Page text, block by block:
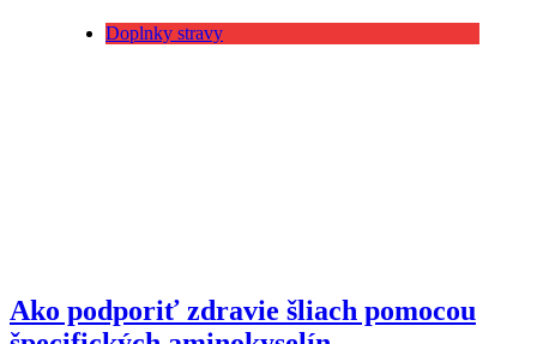
Doplnky stravy
Ako podporiť zdravie šliach pomocou